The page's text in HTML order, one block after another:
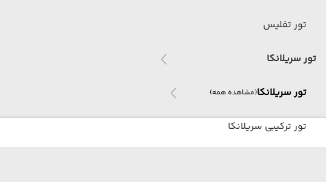
تور تفلیس
تور سریلانکا
تور سریلانکا(مشاهده همه)
تور ترکیبی سریلانکا